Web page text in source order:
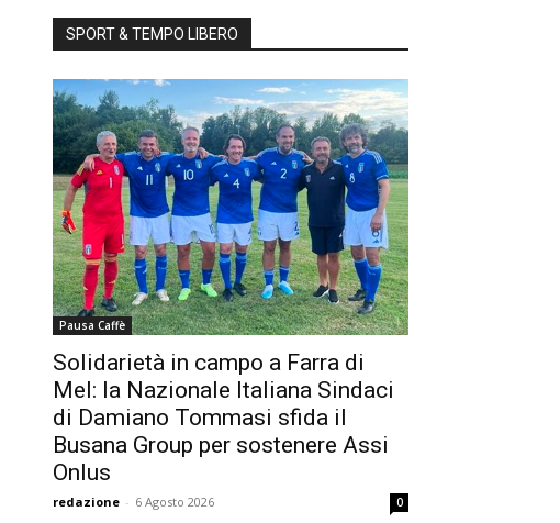
SPORT & TEMPO LIBERO
Pausa Caffè
Solidarietà in campo a Farra di
Mel: la Nazionale Italiana Sindaci
di Damiano Tommasi sfida il
Busana Group per sostenere Assi
Onlus
redazione - 6 Agosto 2026 0